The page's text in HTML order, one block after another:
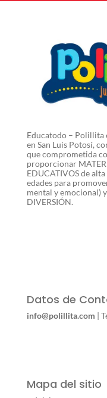
Educatodo – Polillita
en San Luis Potosí,
que comprometida
proporcionar
EDUCATIVOS de
edades para
mental y emocional)
DIVERSIÓN.
Datos de
info@polillita.com |
Mapa del sitio